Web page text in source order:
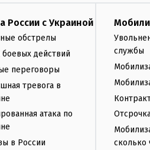
России с Украиной
обстрелы
боевых действий
переговоры
тревога в
атака по
в России
службы
сколько